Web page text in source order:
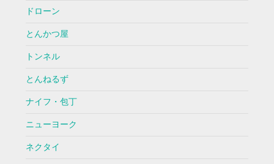
ドローン
とんかつ屋
トンネル
とんねるず
ナイフ・包丁
ニューヨーク
ネクタイ